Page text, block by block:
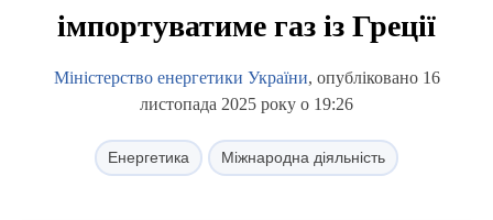
імпортуватиме газ із Греції
Міністерство енергетики України, опубліковано 16
листопада 2025 року о 19:26
Енергетика Міжнародна діяльність